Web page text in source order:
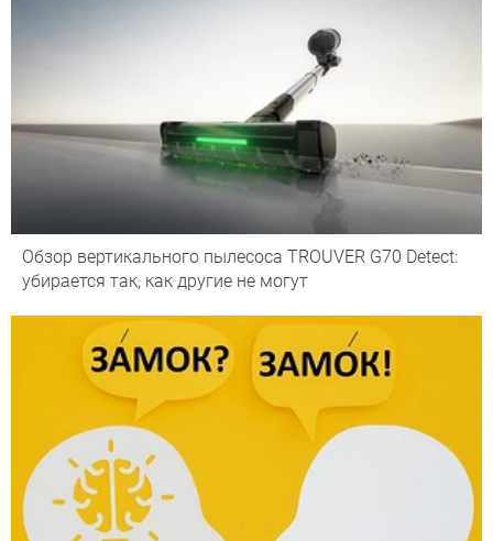
Обзор вертикального пылесоса TROUVER G70 Detect:
убирается так, как другие не могут